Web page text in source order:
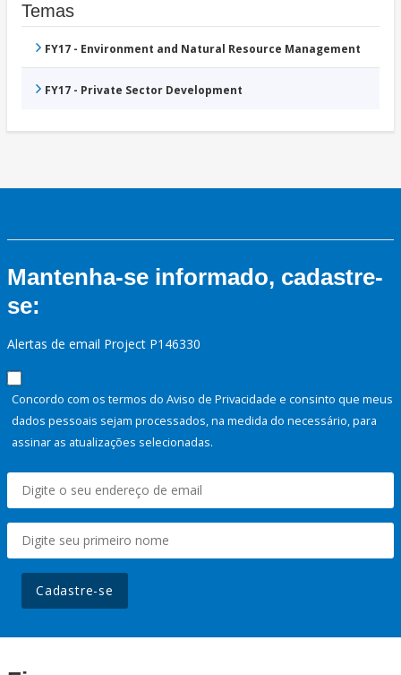
Temas
FY17 - Environment and Natural Resource Management
FY17 - Private Sector Development
Mantenha-se informado, cadastre-
se:
Alertas de email Project P146330
Concordo com os termos do Aviso de Privacidade e consinto que meus
dados pessoais sejam processados, na medida do necessário, para
assinar as atualizações selecionadas.
Cadastre-se